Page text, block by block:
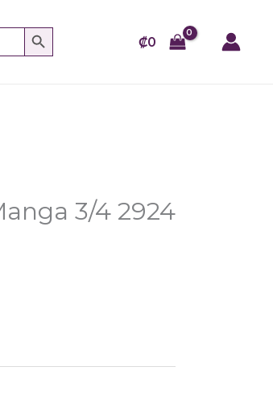
SEARCH BUTTON
₡0
3/4 2924